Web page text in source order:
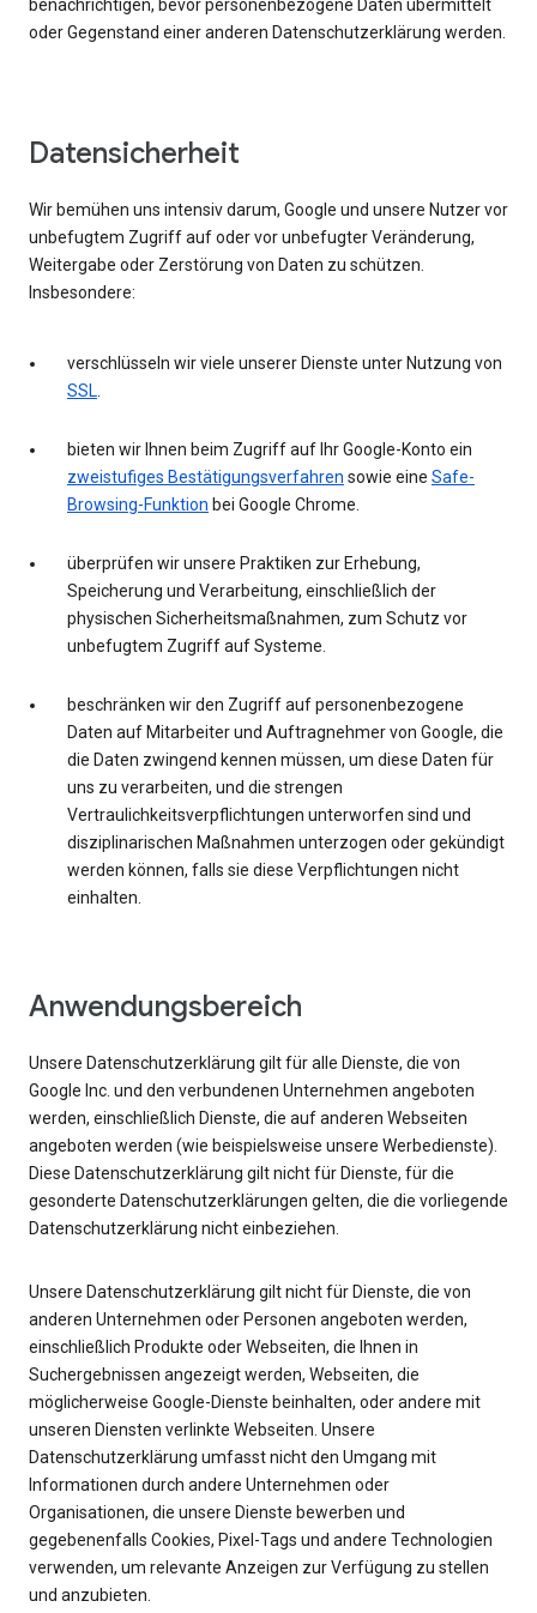
benachrichtigen, bevor personenbezogene Daten übermittelt
oder Gegenstand einer anderen Datenschutzerklärung werden.
Datensicherheit
Wir bemühen uns intensiv darum, Google und unsere Nutzer vor
unbefugtem Zugriff auf oder vor unbefugter Veränderung,
Weitergabe oder Zerstörung von Daten zu schützen.
Insbesondere:
verschlüsseln wir viele unserer Dienste unter Nutzung von
SSL.
bieten wir Ihnen beim Zugriff auf Ihr Google-Konto ein
zweistufiges Bestätigungsverfahren sowie eine Safe-
Browsing-Funktion bei Google Chrome.
überprüfen wir unsere Praktiken zur Erhebung,
Speicherung und Verarbeitung, einschließlich der
physischen Sicherheitsmaßnahmen, zum Schutz vor
unbefugtem Zugriff auf Systeme.
beschränken wir den Zugriff auf personenbezogene
Daten auf Mitarbeiter und Auftragnehmer von Google, die
die Daten zwingend kennen müssen, um diese Daten für
uns zu verarbeiten, und die strengen
Vertraulichkeitsverpflichtungen unterworfen sind und
disziplinarischen Maßnahmen unterzogen oder gekündigt
werden können, falls sie diese Verpflichtungen nicht
einhalten.
Anwendungsbereich
Unsere Datenschutzerklärung gilt für alle Dienste, die von
Google Inc. und den verbundenen Unternehmen angeboten
werden, einschließlich Dienste, die auf anderen Webseiten
angeboten werden (wie beispielsweise unsere Werbedienste).
Diese Datenschutzerklärung gilt nicht für Dienste, für die
gesonderte Datenschutzerklärungen gelten, die die vorliegende
Datenschutzerklärung nicht einbeziehen.
Unsere Datenschutzerklärung gilt nicht für Dienste, die von
anderen Unternehmen oder Personen angeboten werden,
einschließlich Produkte oder Webseiten, die Ihnen in
Suchergebnissen angezeigt werden, Webseiten, die
möglicherweise Google-Dienste beinhalten, oder andere mit
unseren Diensten verlinkte Webseiten. Unsere
Datenschutzerklärung umfasst nicht den Umgang mit
Informationen durch andere Unternehmen oder
Organisationen, die unsere Dienste bewerben und
gegebenenfalls Cookies, Pixel-Tags und andere Technologien
verwenden, um relevante Anzeigen zur Verfügung zu stellen
und anzubieten.